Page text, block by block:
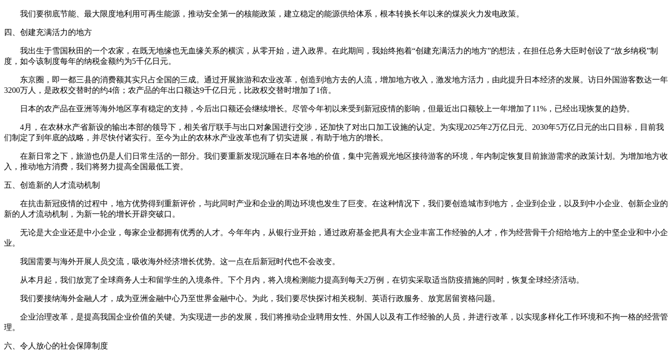
我们要彻底节能、最大限度地利用可再生能源，推动安全第一的核能政策，建立稳定的能源供给体系，根本转换长年以来的煤炭火力发电政策。
四、创建充满活力的地方
我出生于雪国秋田的一个农家，在既无地缘也无血缘关系的横滨，从零开始，进入政界。在此期间，我始终抱着“创建充满活力的地方”的想法，在担任总务大臣时创设了“故乡纳税”制
度，如今该制度每年的纳税金额约为5千亿日元。
东京圈，即一都三县的消费额其实只占全国的三成。通过开展旅游和农业改革，创造到地方去的人流，增加地方收入，激发地方活力，由此提升日本经济的发展。访日外国游客数达一年
3200万人，是政权交替时的约4倍；农产品的年出口额达9千亿日元，比政权交替时增加了1倍。
日本的农产品在亚洲等海外地区享有稳定的支持，今后出口额还会继续增长。尽管今年初以来受到新冠疫情的影响，但最近出口额较上一年增加了11%，已经出现恢复的趋势。
4月，在农林水产省新设的输出本部的领导下，相关省厅联手与出口对象国进行交涉，还加快了对出口加工设施的认定。为实现2025年2万亿日元、2030年5万亿日元的出口目标，目前我
们制定了到年底的战略，并尽快付诸实行。至今为止的农林水产业改革也有了切实进展，有助于地方的增长。
在新日常之下，旅游也仍是人们日常生活的一部分。我们要重新发现沉睡在日本各地的价值，集中完善观光地区接待游客的环境，年内制定恢复目前旅游需求的政策计划。为增加地方收
入，推动地方消费，我们将努力提高全国最低工资。
五、创造新的人才流动机制
在抗击新冠疫情的过程中，地方优势得到重新评价，与此同时产业和企业的周边环境也发生了巨变。在这种情况下，我们要创造城市到地方，企业到企业，以及到中小企业、创新企业的
新的人才流动机制，为新一轮的增长开辟突破口。
无论是大企业还是中小企业，每家企业都拥有优秀的人才。今年年内，从银行业开始，通过政府基金把具有大企业丰富工作经验的人才，作为经营骨干介绍给地方上的中坚企业和中小企
业。
我国需要与海外开展人员交流，吸收海外经济增长优势。这一点在后新冠时代也不会改变。
从本月起，我们放宽了全球商务人士和留学生的入境条件。下个月内，将入境检测能力提高到每天2万例，在切实采取适当防疫措施的同时，恢复全球经济活动。
我们要接纳海外金融人才，成为亚洲金融中心乃至世界金融中心。为此，我们要尽快探讨相关税制、英语行政服务、放宽居留资格问题。
企业治理改革，是提高我国企业价值的关键。为实现进一步的发展，我们将推动企业聘用女性、外国人以及有工作经验的人员，并进行改革，以实现多样化工作环境和不拘一格的经营管
理。
六、令人放心的社会保障制度